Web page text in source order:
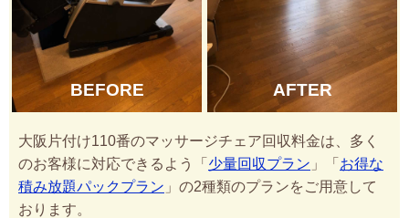
BEFORE AFTER
大阪片付け110番のマッサージチェア回収料金は、多く
のお客様に対応できるよう「 少量回収プラン 」「 お得な
積み放題パックプラン 」の2種類のプランをご用意して
おります。